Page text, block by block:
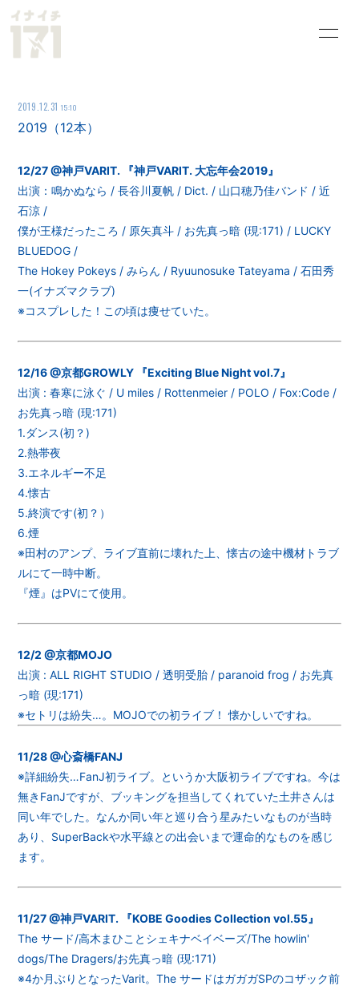
SCHEDULE
歌詞＆雑記
過去ライブ
GOODS
お問い合わせ
2019.12.31 15:10
2019（12本）
12/27 @神戸VARIT. 『神戸VARIT. 大忘年会2019』
出演：鳴かぬなら / 長谷川夏帆 / Dict. / 山口穂乃佳バンド / 近
石涼 /
僕が王様だったころ / 原矢真斗 / お先真っ暗 (現:171) / LUCKY
BLUEDOG /
The Hokey Pokeys / みらん / Ryuunosuke Tateyama / 石田秀
一(イナズマクラブ)
※コスプレした！この頃は痩せていた。
12/16 @京都GROWLY 『Exciting Blue Night vol.7』
出演 : 春寒に泳ぐ / U miles / Rottenmeier / POLO / Fox:Code /
お先真っ暗 (現:171)
1.ダンス(初？)
2.熱帯夜
3.エネルギー不足
4.懐古
5.終演です(初？）
6.煙
※田村のアンプ、ライブ直前に壊れた上、懐古の途中機材トラブ
ルにて一時中断。
『煙』はPVにて使用。
12/2 @京都MOJO
出演 : ALL RIGHT STUDIO / 透明受胎 / paranoid frog / お先真
っ暗 (現:171)
※セトリは紛失…。MOJOでの初ライブ！ 懐かしいですね。
11/28 @心斎橋FANJ
※詳細紛失…FanJ初ライブ。というか大阪初ライブですね。今は
無きFanJですが、ブッキングを担当してくれていた土井さんは
同い年でした。なんか同い年と巡り合う星みたいなものが当時
あり、SuperBackや水平線との出会いまで運命的なものを感じ
ます。
11/27 @神戸VARIT. 『KOBE Goodies Collection vol.55』
The サード/高木まひことシェキナベイベーズ/The howlin'
dogs/The Dragers/お先真っ暗 (現:171)
※4か月ぶりとなったVarit。The サードはガガガSPのコザック前